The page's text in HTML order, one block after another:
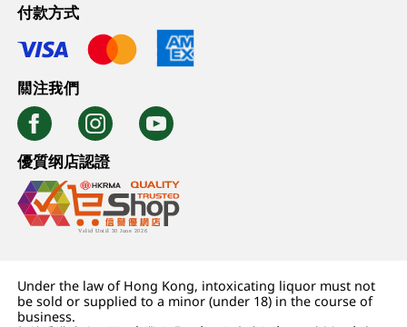
付款方式
關注我們
優質纲店認證
Under the law of Hong Kong, intoxicating liquor must not
be sold or supplied to a minor (under 18) in the course of
business.